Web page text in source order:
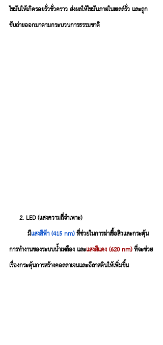
ไขมันให้เกิดรอยรั่วชั่วคราว ส่งผลให้ไขมันภายในเซลล์รั่ว และถูก
ขับถ่ายออกมาตามกระบวนการธรรมชาติ
     2. LED (แสงความถี่จำเพาะ)
         มี
แสงสีฟ้า (415 nm) ที่ช่วยในการฆ่าเชื้อสิวและกระตุ้น
การทำงานของระบบน้ำเหลือง และแสงสีแดง (620 nm) ที่จะช่วย
เรื่องกระตุ้นการสร้างคอลลาเจนและอีลาสตินให้เพิ่มขึ้น